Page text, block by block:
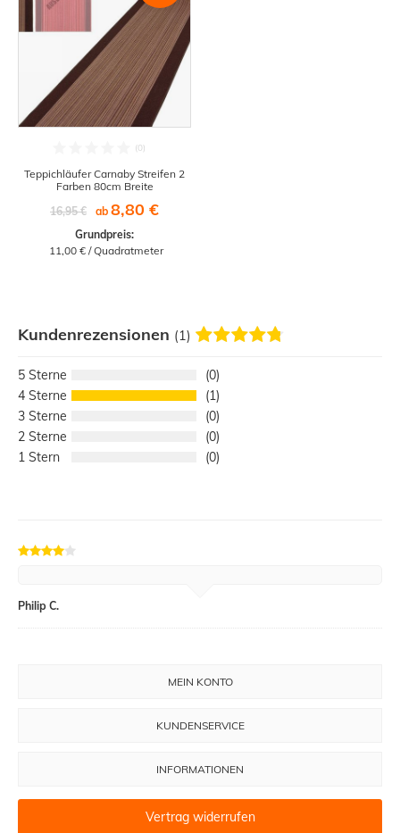
Teppichläufer Carnaby Streifen 2
Farben 80cm Breite
16,95 €
ab 8,80 €
Grundpreis:
11,00 € / Quadratmeter
Kundenrezensionen (1)
5
0
4
1
3
0
2
0
1
0
Philip C.
MEIN KONTO
KUNDENSERVICE
INFORMATIONEN
Vertrag widerrufen